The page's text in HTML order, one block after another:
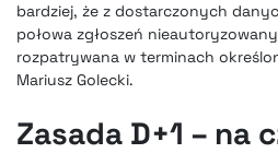
bardziej, że z dostarczonych
połowa zgłoszeń
rozpatrywana w terminach
Mariusz Golecki.
Zasada D+1 – na